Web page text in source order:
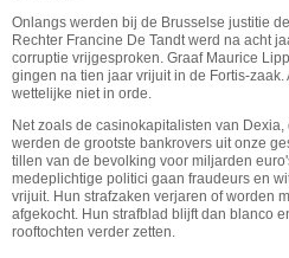
Onlangs werden bij de Brusselse justitie
Rechter Francine De Tandt werd na acht
corruptie vrijgesproken. Graaf Maurice
gingen na tien jaar vrijuit in de Fortis-
wettelijke niet in orde.
Net zoals de casinokapitalisten van
werden de grootste bankrovers uit onze
tillen van de bevolking voor miljarden
medeplichtige politici gaan fraudeurs en
vrijuit. Hun strafzaken verjaren of worden
afgekocht. Hun strafblad blijft dan blanco
rooftochten verder zetten.